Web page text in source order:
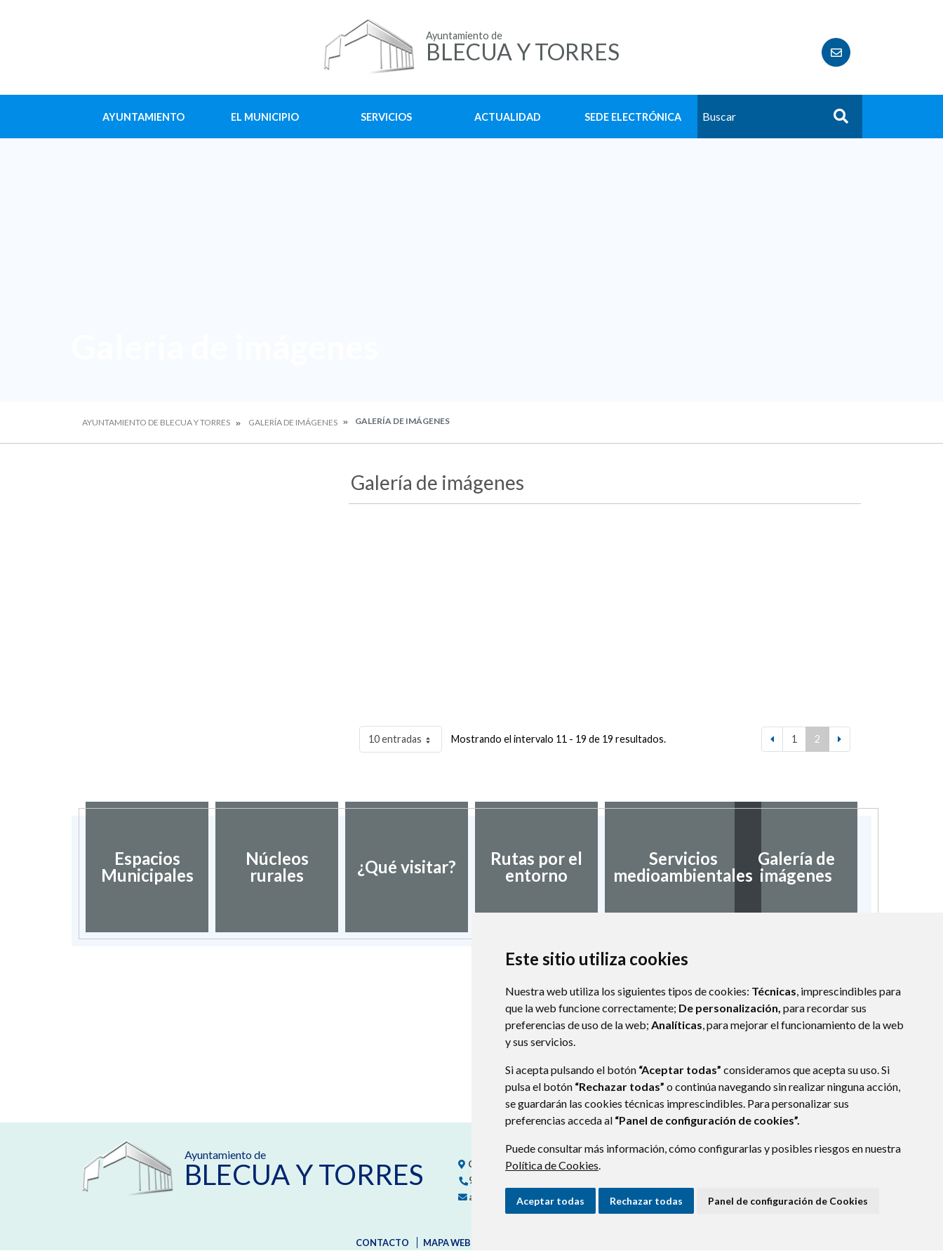
Este sitio utiliza cookies
Nuestra web utiliza los siguientes tipos de cookies: Técnicas, imprescindibles para
que la web funcione correctamente; De personalización, para recordar sus
preferencias de uso de la web; Analíticas, para mejorar el funcionamiento de la web
y sus servicios.
Si acepta pulsando el botón “Aceptar todas” consideramos que acepta su uso. Si
pulsa el botón “Rechazar todas” o continúa navegando sin realizar ninguna acción,
se guardarán las cookies técnicas imprescindibles. Para personalizar sus
preferencias acceda al “Panel de configuración de cookies”.
Puede consultar más información, cómo configurarlas y posibles riesgos en nuestra
Política de Cookies.
Aceptar todas Rechazar todas Panel de configuración de Cookies
Ayuntamiento de
BLECUA Y TORRES
AYUNTAMIENTO EL MUNICIPIO SERVICIOS ACTUALIDAD SEDE ELECTRÓNICA Buscar
AYUNTAMIENTO DE BLECUA Y TORRES GALERÍA DE IMÁGENES GALERÍA DE IMÁGENES
Galería de imágenes
10 entradas Mostrando el intervalo 11 - 19 de 19 resultados. 1 2
Espacios
Municipales
Núcleos
rurales
¿Qué visitar?
Rutas por el
entorno
Servicios
medioambientales
Galería de
imágenes
Ayuntamiento de
BLECUA Y TORRES C/ Santa Ana, sn22133BLECUA (HUESCA)
974260150
aytoblecuatorres@aragon.es
CONTACTO MAPA WEB